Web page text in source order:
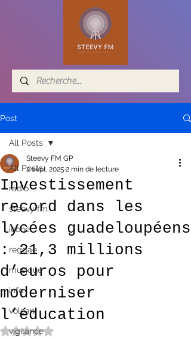
Post
All Posts
radio
steevy fm
icone
reggae
musique
info
volcan
vigilance
All Posts
Investissement
record dans les
lycées guadeloupéens
: 21,3 millions
d’euros pour
moderniser
l’éducation
Steevy FM GP
2 sept. 2025 2 min de lecture
Noté NaN étoiles sur 5.